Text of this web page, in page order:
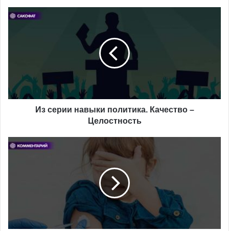
Из
Целостность
Из серии навыки политика. Качество –
Целостность
Почему
мусульмане